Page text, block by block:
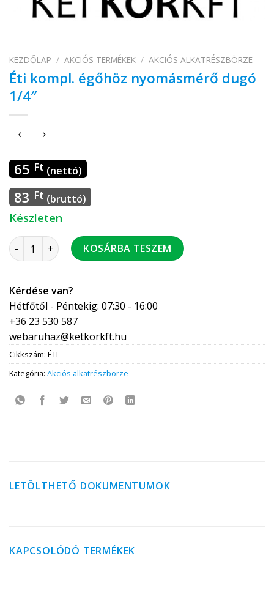
KEZDŐLAP / AKCIÓS TERMÉKEK / AKCIÓS ALKATRÉSZBÖRZE
Éti kompl. égőhöz nyomásmérő dugó
1/4″
65 Ft (nettó)
83 Ft (bruttó)
Készleten
Éti kompl. égőhöz nyomásmérő dugó 1/4" mennyiség
KOSÁRBA TESZEM
Kérdése van?
Hétfőtől - Péntekig: 07:30 - 16:00
+36 23 530 587
webaruhaz@ketkorkft.hu
Cikkszám: ÉTI
Kategória: Akciós alkatrészbörze
LETÖLTHETŐ DOKUMENTUMOK
KAPCSOLÓDÓ TERMÉKEK